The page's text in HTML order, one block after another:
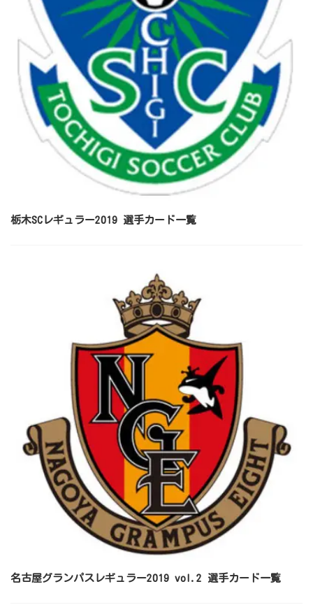
栃木SCレギュラー2019 選手カード一覧
名古屋グランパスレギュラー2019 vol.2 選手カード一覧